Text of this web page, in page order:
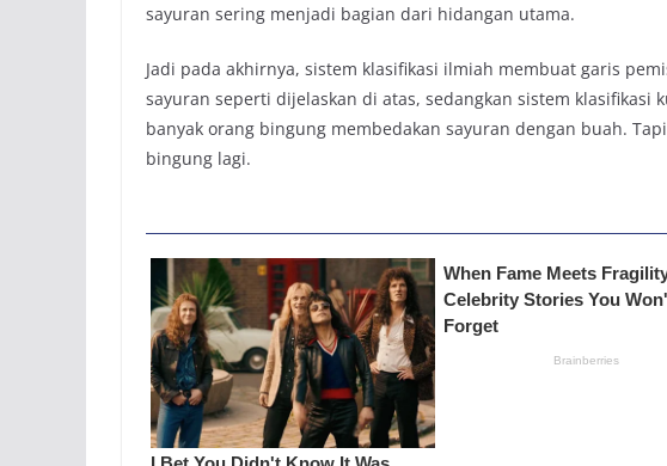
sayuran sering menjadi bagian dari hidangan utama.
Jadi pada akhirnya, sistem klasifikasi ilmiah membuat garis
sayuran seperti dijelaskan di atas, sedangkan sistem
banyak orang bingung membedakan sayuran dengan buah.
bingung lagi.